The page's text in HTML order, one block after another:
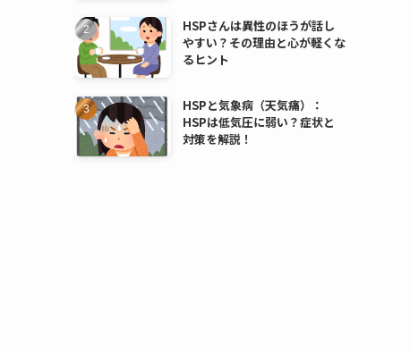
HSPさんは異性のほうが話し
やすい？その理由と心が軽くな
るヒント
HSPと気象病（天気痛）：
HSPは低気圧に弱い？症状と
対策を解説！